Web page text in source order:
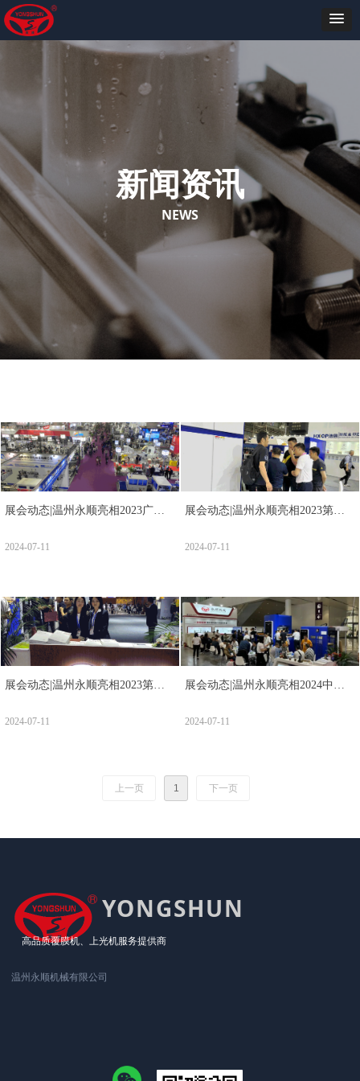
新闻资讯
NEWS
展会动态|温州永顺亮相2023广州
2024-07-11
展会动态|温州永顺亮相2023第五
2024-07-11
展会动态|温州永顺亮相2023第九
2024-07-11
展会动态|温州永顺亮相2024中国
2024-07-11
上一页 1 下一页
温州永顺机械有限公司
YONGSHUN
高品质覆膜机、上光机服务提供商